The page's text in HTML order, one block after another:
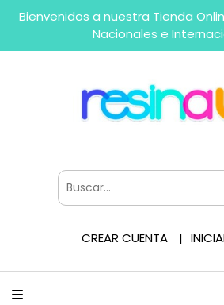
Bienvenidos a nuestra Tienda
Nacionales e
CREAR CUENTA